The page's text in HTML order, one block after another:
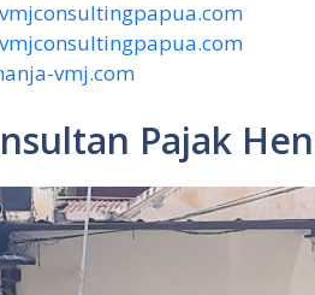
vmj.com
Pajak